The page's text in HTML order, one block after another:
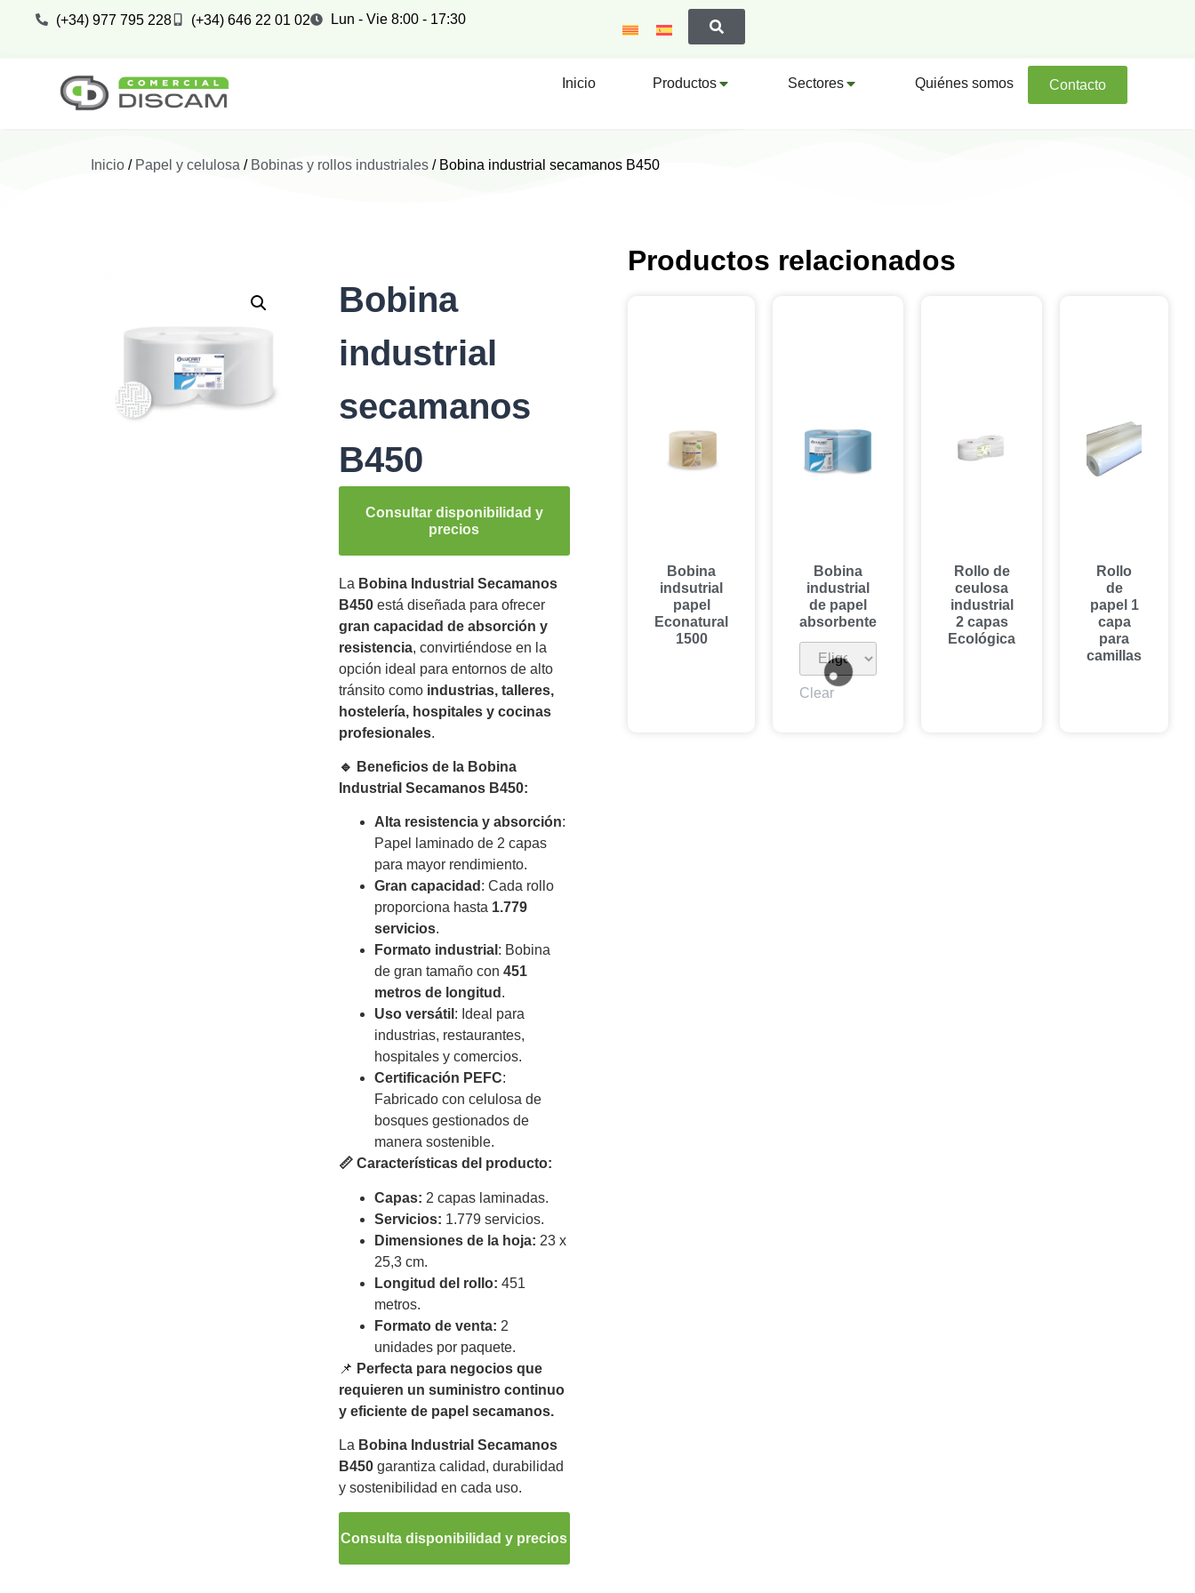
(+34) 977 795 228 (+34) 646 22 01 02 Lun - Vie 8:00 - 17:30
Inicio Productos Sectores Quiénes somos Contacto
Inicio / Papel y celulosa / Bobinas y rollos industriales / Bobina industrial secamanos B450
Bobina
industrial
secamanos
B450
Consultar disponibilidad y
precios
La Bobina Industrial Secamanos
B450está diseñada para ofrecer
gran capacidad de absorción y
resistencia, convirtiéndose en la
opción ideal para entornos de alto
tránsito como industrias, talleres,
hostelería, hospitales y cocinas
profesionales.
🔹 Beneficios de la Bobina
Industrial Secamanos B450:
Alta resistencia y absorción:
Papel laminado de 2 capas
para mayor rendimiento.
Gran capacidad : Cada rollo
proporciona hasta 1.779
servicios.
Formato industrial : Bobina
de gran tamaño con 451
metros de longitud .
Uso versátil : Ideal para
industrias, restaurantes,
hospitales y comercios.
Certificación PEFC:
Fabricado con celulosa de
bosques gestionados de
manera sostenible.
📏 Características del producto:
Capas: 2 capas laminadas.
Servicios: 1.779 servicios.
Dimensiones de la hoja: 23 x
25,3 cm.
Longitud del rollo: 451
metros.
Formato de venta: 2
unidades por paquete.
📌 Perfecta para negocios que
requieren un suministro continuo
y eficiente de papel secamanos.
La Bobina Industrial Secamanos
B450garantiza calidad, durabilidad
y sostenibilidad en cada uso.
Consulta disponibilidad y precios
Productos relacionados
Bobina
indsutrial
papel
Econatural
1500
Bobina
industrial
de papel
absorbente
Clear
Rollo de
ceulosa
industrial
2 capas
Ecológica
Rollo
de
papel 1
capa
para
camillas